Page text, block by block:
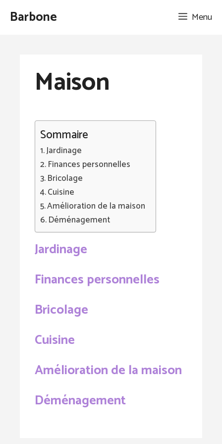
AllerBarbone Menu
Maison
Sommaire
Jardinage
Finances personnelles
Bricolage
Cuisine
Amélioration de la maison
Déménagement
Jardinage
Finances personnelles
Bricolage
Cuisine
Amélioration de la maison
Déménagement